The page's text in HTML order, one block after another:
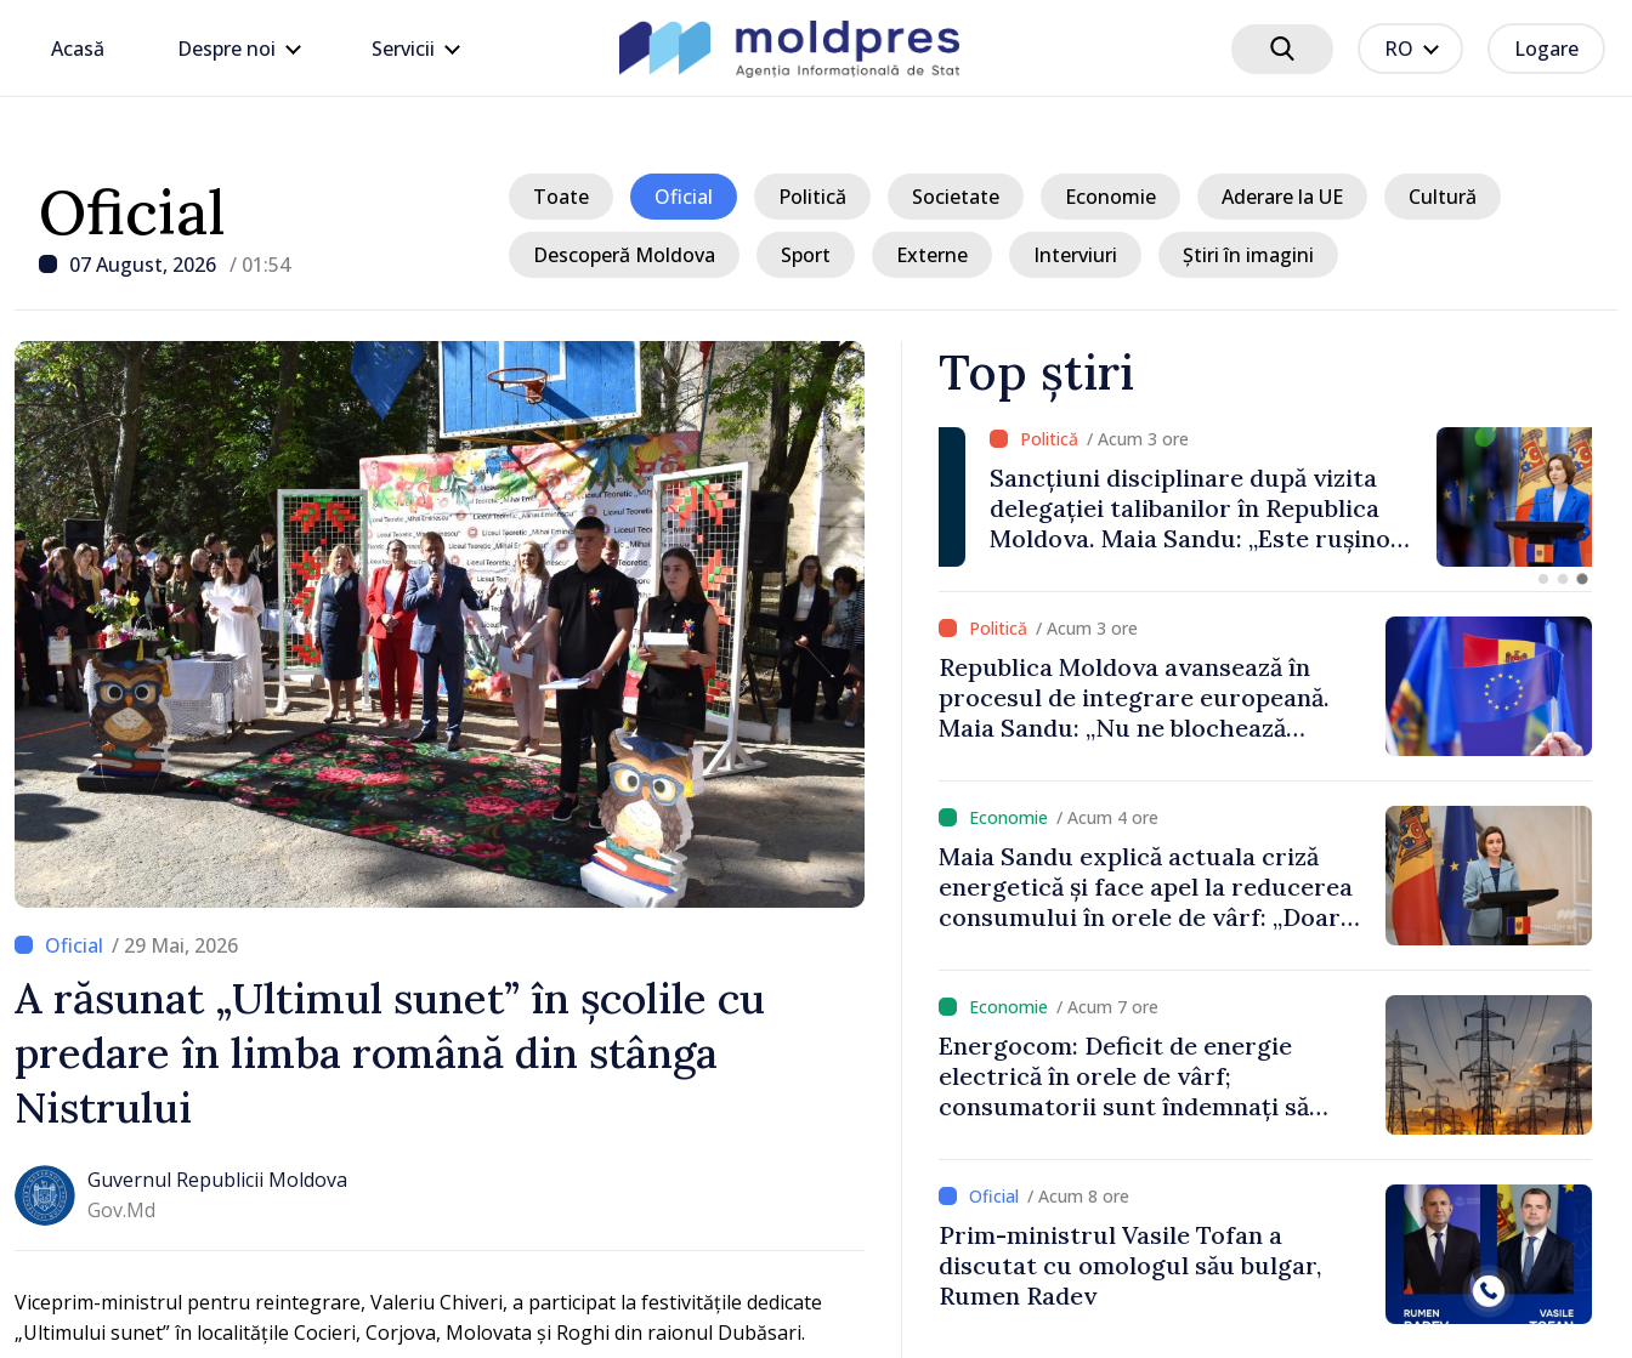
Acasă Despre noi Servicii RO Logare
Oficial
07 August, 2026 / 01:54
Toate Oficial Politică Societate Economie Aderare la UE Cultură
Descoperă Moldova Sport Externe Interviuri Știri în imagini
/ 29 Mai, 2026
A răsunat „Ultimul sunet” în școlile cu
predare în limba română din stânga
Nistrului
Guvernul Republicii Moldova
Gov.md
Viceprim-ministrul pentru reintegrare, Valeriu Chiveri, a participat la festivitățile dedicate
„Ultimului sunet” în localitățile Cocieri, Corjova, Molovata și Roghi din raionul Dubăsari.
Top știri
/ Acum 2 ore
Linia electrică de 330 kV Bălți–
Dnestrovsk, grav avariată în urma
calamităților naturale
/ Acum 3 ore
Sancțiuni disciplinare după vizita
delegației talibanilor în Republica
Moldova. Maia Sandu: „Este rușinos
că oameni cu funcții înalte nu
/ Acum 3 ore
Republica Moldova avansează în
procesul de integrare europeană.
Maia Sandu: „Nu ne blochează
/ Acum 4 ore
Maia Sandu explică actuala criză
energetică și face apel la reducerea
consumului în orele de vârf: „Doar
/ Acum 7 ore
Energocom: Deficit de energie
electrică în orele de vârf;
consumatorii sunt îndemnați să
/ Acum 8 ore
Prim-ministrul Vasile Tofan a
discutat cu omologul său bulgar,
Rumen Radev